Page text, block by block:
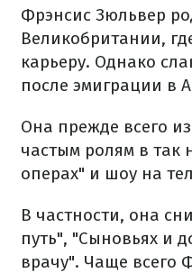
Фрэнсис Зюльвер
Великобритании,
карьеру. Однако
после эмиграции в
Она прежде всего
частым ролям в
операх" и шоу на
В частности, она
путь", "Сыновьях и
врачу". Чаще всего